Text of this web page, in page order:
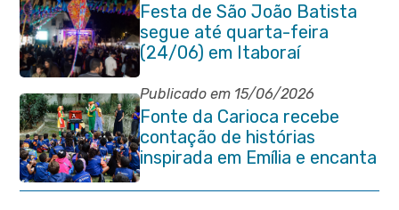
Festa de São João Batista
segue até quarta-feira
(24/06) em Itaboraí
Publicado em 15/06/2026
Fonte da Carioca recebe
contação de histórias
inspirada em Emília e encanta
crianças da rede pública de
Itaboraí